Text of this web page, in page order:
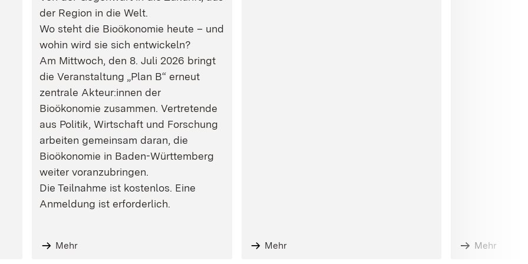
der Region in die Welt.
Wo steht die Bioökonomie heute – und
wohin wird sie sich entwickeln?
Am Mittwoch, den 8. Juli 2026 bringt
die Veranstaltung „Plan B“ erneut
zentrale Akteur:innen der
Bioökonomie zusammen. Vertretende
aus Politik, Wirtschaft und Forschung
arbeiten gemeinsam daran, die
Bioökonomie in Baden-Württemberg
weiter voranzubringen.
Die Teilnahme ist kostenlos. Eine
Anmeldung ist erforderlich.
Mehr Mehr Mehr